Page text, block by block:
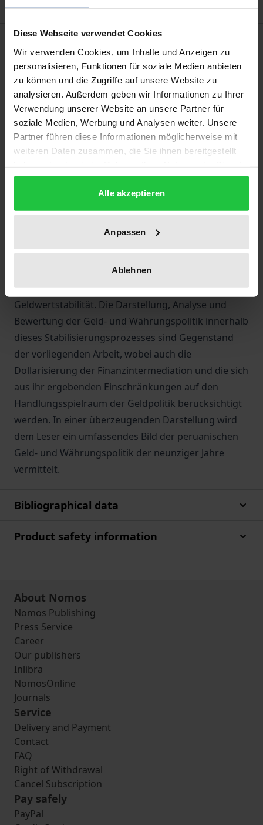
Diese Webseite verwendet Cookies
Wir verwenden Cookies, um Inhalte und Anzeigen zu
personalisieren, Funktionen für soziale Medien anbieten
zu können und die Zugriffe auf unsere Website zu
analysieren. Außerdem geben wir Informationen zu Ihrer
Verwendung unserer Website an unsere Partner für
soziale Medien, Werbung und Analysen weiter. Unsere
Partner führen diese Informationen möglicherweise mit
weiteren Daten zusammen, die Sie ihnen bereitgestellt
gesammelt haben.
Alle akzeptieren
Anpassen
Ablehnen
Description
Die populistische Politik der Regierung Garcia führte
Ende der achtziger Jahre zum Ausbruch einer
Hyperinflation, die eine Zerrüttung des Geldwesens
und eine fast vollständige Währungssubstitution zur
Folge hatte. Nach dem Regierungswechsel 1990
wurde eine Währungsreform eingeleitet, die von
einer Reihe über den monetären Sektor
hinausgehender Reformmaßnahmen begleitet
peruanische Zentralbank im Rahmen einer
Geldmengenstrategie das Ziel eines graduellen
Abbaus der Inflation und erreichte Ende der
neunziger Jahre das angestrebte Maß an
Geldwertstabilität. Die Darstellung, Analyse und
Bewertung der Geld- und Währungspolitik innerhalb
dieses Stabilisierungsprozesses sind Gegenstand
der vorliegenden Arbeit, wobei auch die
Dollarisierung der Finanzintermediation und die sich
aus ihr ergebenden Einschränkungen auf den
Handlungsspielraum der Geldpolitik berücksichtigt
werden. In einer überzeugenden Darstellung wird
dem Leser ein umfassendes Bild der peruanischen
Geld- und Währungspolitik der neunziger Jahre
vermittelt.
Bibliographical data
Product safety information
About Nomos
Nomos Publishing
Press Service
Career
Our publishers
Inlibra
NomosOnline
Journals
Service
Delivery and Payment
Contact
FAQ
Right of Withdrawal
Cancel Subscription
Pay safely
PayPal